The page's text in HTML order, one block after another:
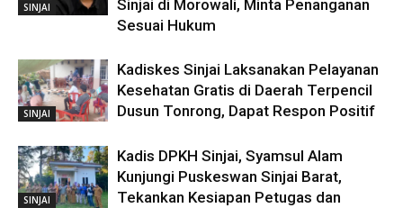
SINJAI
Sinjai di Morowali, Minta Penanganan
Sesuai Hukum
SINJAI
Kadiskes Sinjai Laksanakan Pelayanan
Kesehatan Gratis di Daerah Terpencil
Dusun Tonrong, Dapat Respon Positif
SINJAI
Kadis DPKH Sinjai, Syamsul Alam
Kunjungi Puskeswan Sinjai Barat,
Tekankan Kesiapan Petugas dan